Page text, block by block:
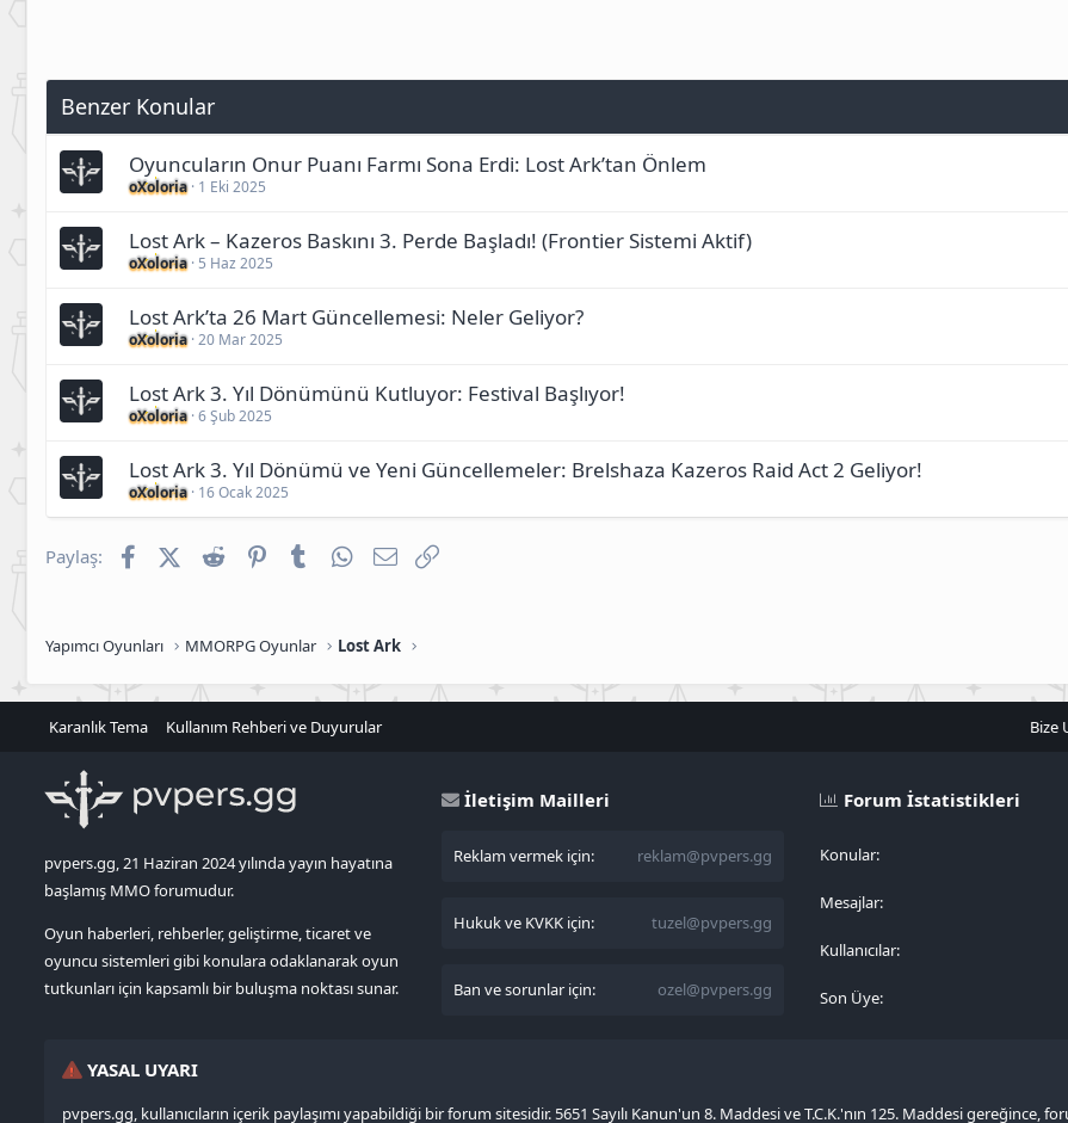
Benzer Konular
Oyuncuların Onur Puanı Farmı Sona Erdi: Lost Ark’tan Önlem
oXoloria 1 Eki 2025
Lost Ark – Kazeros Baskını 3. Perde Başladı! (Frontier Sistemi Aktif)
oXoloria 5 Haz 2025
Lost Ark’ta 26 Mart Güncellemesi: Neler Geliyor?
oXoloria 20 Mar 2025
Lost Ark 3. Yıl Dönümünü Kutluyor: Festival Başlıyor!
oXoloria 6 Şub 2025
Lost Ark 3. Yıl Dönümü ve Yeni Güncellemeler: Brelshaza Kazeros Raid Act 2 Geliyor!
oXoloria 16 Ocak 2025
Paylaş: FacebookX (Twitter)
Reddit PinterestTumblr WhatsApp
E-posta
Yapımcı Oyunları MMORPG Oyunlar Lost Ark
Karanlık Tema Kullanım Rehberi ve Duyurular Bize
pvpers.gg, 21 Haziran 2024 yılında yayın hayatına
başlamış MMO forumudur.
Oyun haberleri, rehberler, geliştirme, ticaret ve
oyuncu sistemleri gibi konulara odaklanarak oyun
tutkunları için kapsamlı bir buluşma noktası sunar.
İletişim Mailleri
Reklam vermek için: reklam@pvpers.gg
Hukuk ve KVKK için: tuzel@pvpers.gg
Ban ve sorunlar için: ozel@pvpers.gg
Forum İstatistikleri
Konular
Mesajlar
Kullanıcılar
Son Üye
YASAL UYARI
pvpers.gg, kullanıcıların içerik paylaşımı yapabildiği bir forum sitesidir. 5651 Sayılı Kanun'un 8. Maddesi ve T.C.K.'nın 125. Maddesi